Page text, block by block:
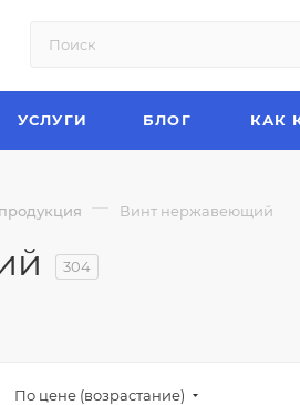
УСЛУГИ БЛОГ КАК
— Винт нержавеющий
304
По цене (возрастание)